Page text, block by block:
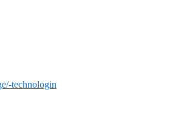
technologin